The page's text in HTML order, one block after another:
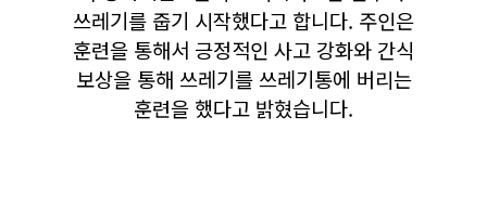
쓰레기를 줍기 시작했다고 합니다. 주인은
훈련을 통해서 긍정적인 사고 강화와 간식
보상을 통해 쓰레기를 쓰레기통에 버리는
훈련을 했다고 밝혔습니다.